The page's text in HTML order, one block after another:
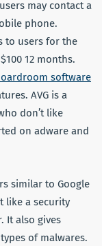
may contact a
phone.
to users for the
12 months.
software
AVG is a
don’t like
on adware and
similar to Google
like a security
It also gives
of malwares.